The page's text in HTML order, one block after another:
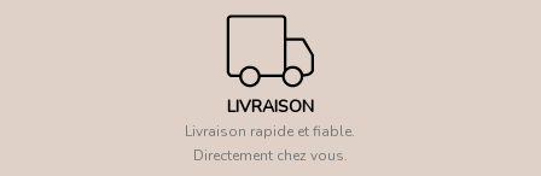
LIVRAISON
Livraison rapide et fiable.
Directement chez vous.